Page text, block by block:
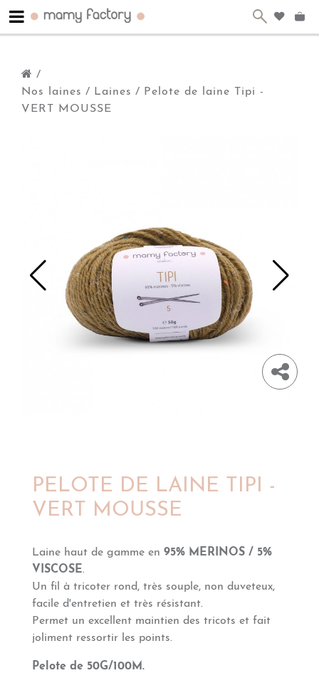
/
Nos laines / Laines / Pelote de laine Tipi -
VERT MOUSSE
PELOTE DE LAINE TIPI -
VERT MOUSSE
Laine haut de gamme en 95% MERINOS / 5%
VISCOSE.
Un fil à tricoter rond, très souple, non duveteux,
facile d'entretien et très résistant.
Permet un excellent maintien des tricots et fait
joliment ressortir les points.
Pelote de 50G/100M.